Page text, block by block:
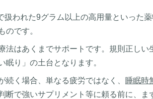
扱われた9グラム以上の高用量といった
のです。
法はあくまでサポートです。規則正しい
眠り」の土台となります。
続く場合、単なる疲労ではなく、 睡眠時
断で強いサプリメント等に頼る前に、ま